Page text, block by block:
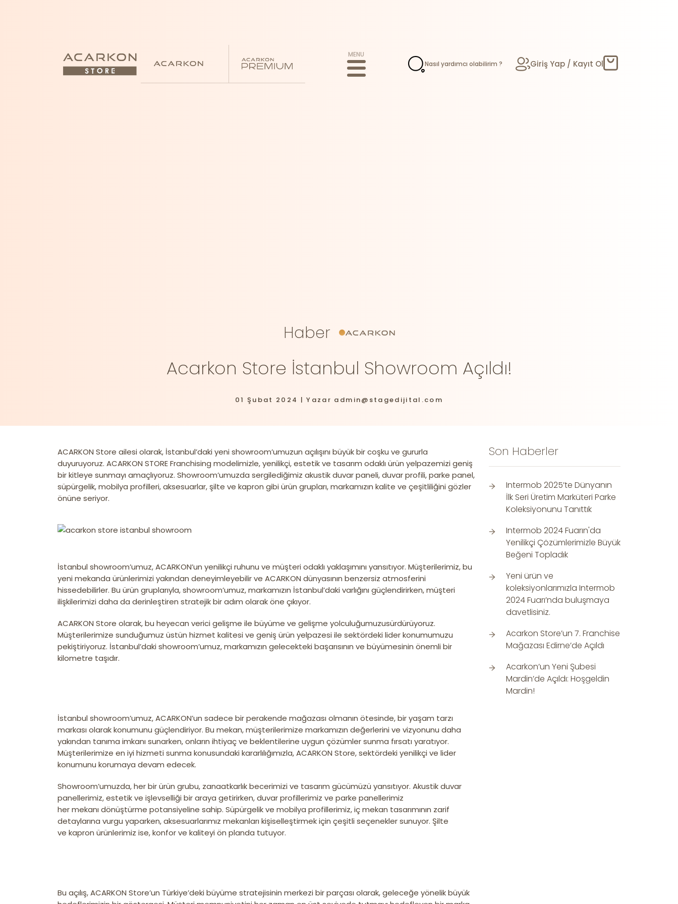
MENU
Nasıl yardımcı olabilirim ?
Giriş Yap / Kayıt Ol
Haber
Acarkon Store İstanbul Showroom Açıldı!
01 Şubat 2024 | Yazar admin@stagedijital.com
ACARKON Store ailesi olarak, İstanbul’daki yeni showroom’umuzun açılışını büyük bir coşku ve gururla
duyuruyoruz. ACARKON STORE Franchising modelimizle, yenilikçi, estetik ve tasarım odaklı ürün yelpazemizi geniş
bir kitleye sunmayı amaçlıyoruz. Showroom’umuzda sergilediğimiz akustik duvar paneli, duvar profili, parke panel,
süpürgelik, mobilya profilleri, aksesuarlar, şilte ve kapron gibi ürün grupları, markamızın kalite ve çeşitliliğini gözler
önüne seriyor.
İstanbul showroom’umuz, ACARKON’un yenilikçi ruhunu ve müşteri odaklı yaklaşımını yansıtıyor. Müşterilerimiz, bu
yeni mekanda ürünlerimizi yakından deneyimleyebilir ve ACARKON dünyasının benzersiz atmosferini
hissedebilirler. Bu ürün gruplarıyla, showroom’umuz, markamızın İstanbul’daki varlığını güçlendirirken, müşteri
ilişkilerimizi daha da derinleştiren stratejik bir adım olarak öne çıkıyor.
ACARKON Store olarak, bu heyecan verici gelişme ile büyüme ve gelişme yolculuğumuzusürdürüyoruz.
Müşterilerimize sunduğumuz üstün hizmet kalitesi ve geniş ürün yelpazesi ile sektördeki lider konumumuzu
pekiştiriyoruz. İstanbul’daki showroom’umuz, markamızın gelecekteki başarısının ve büyümesinin önemli bir
kilometre taşıdır.
İstanbul showroom’umuz, ACARKON’un sadece bir perakende mağazası olmanın ötesinde, bir yaşam tarzı
markası olarak konumunu güçlendiriyor. Bu mekan, müşterilerimize markamızın değerlerini ve vizyonunu daha
yakından tanıma imkanı sunarken, onların ihtiyaç ve beklentilerine uygun çözümler sunma fırsatı yaratıyor.
Müşterilerimize en iyi hizmeti sunma konusundaki kararlılığımızla, ACARKON Store, sektördeki yenilikçi ve lider
konumunu korumaya devam edecek.
Showroom’umuzda, her bir ürün grubu, zanaatkarlık becerimizi ve tasarım gücümüzü yansıtıyor. Akustik duvar
panellerimiz, estetik ve işlevselliği bir araya getirirken, duvar profillerimiz ve parke panellerimiz
her mekanı dönüştürme potansiyeline sahip. Süpürgelik ve mobilya profillerimiz, iç mekan tasarımının zarif
detaylarına vurgu yaparken, aksesuarlarımız mekanları kişiselleştirmek için çeşitli seçenekler sunuyor. Şilte
ve kapron ürünlerimiz ise, konfor ve kaliteyi ön planda tutuyor.
Bu açılış, ACARKON Store’un Türkiye’deki büyüme stratejisinin merkezi bir parçası olarak, geleceğe yönelik büyük
Son Haberler
Intermob 2025’te Dünyanın
İlk Seri Üretim Marküteri Parke
Koleksiyonunu Tanıttık
Intermob 2024 Fuarın'da
Yenilikçi Çözümlerimizle Büyük
Beğeni Topladık
Yeni ürün ve
koleksiyonlarımızla Intermob
2024 Fuarı’nda buluşmaya
davetlisiniz.
Acarkon Store’un 7. Franchise
Mağazası Edirne’de Açıldı
Acarkon’un Yeni Şubesi
Mardin’de Açıldı: Hoşgeldin
Mardin!